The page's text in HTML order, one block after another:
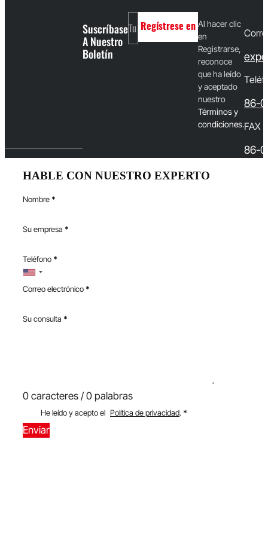
Suscríbase
A Nuestro
Boletín
Regístrese en Al hacer clic
en
Registrarse,
reconoce
que ha leído
y aceptado
nuestro
Términos y
condiciones.
86-
FAX
86-
HABLE CON NUESTRO EXPERTO
Nombre *
Su empresa *
Teléfono *
Correo electrónico *
Su consulta *
0 caracteres / 0 palabras
He leído y acepto el Política de privacidad. *
Enviar